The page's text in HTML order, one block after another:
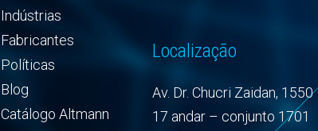
Indústrias
Fabricantes
Políticas
Blog
Catálogo Altmann
Localização
Av. Dr. Chucri Zaidan, 1550
17 andar – conjunto 1701